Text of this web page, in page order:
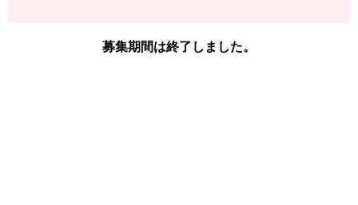
※コバルオンの図鑑ページの「見つけた数」を
募集期間は終了しました。